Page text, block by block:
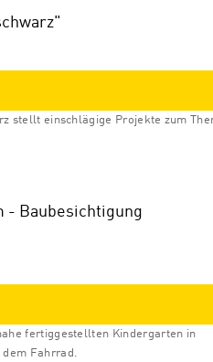
stellt einschlägige Projekte zum
- Baubesichtigung
fertiggestellten Kindergarten in
dem Fahrrad.